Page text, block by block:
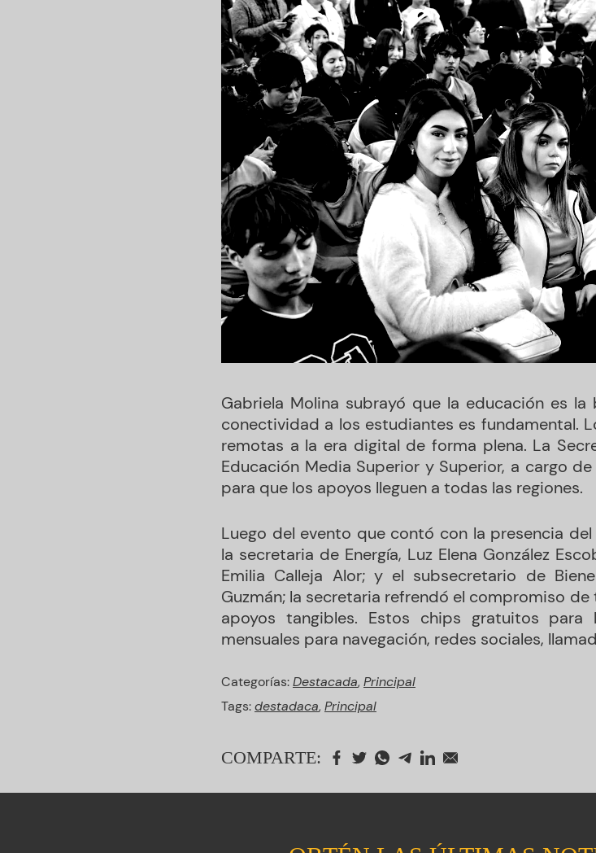
Gabriela Molina subrayó que la educación es
conectividad a los estudiantes es fundamental.
remotas a la era digital de forma plena. La
Educación Media Superior y Superior, a cargo
para que los apoyos lleguen a todas las regiones.
Luego del evento que contó con la presencia
la secretaria de Energía, Luz Elena González
Emilia Calleja Alor; y el subsecretario de
Guzmán; la secretaria refrendó el compromiso
apoyos tangibles. Estos chips gratuitos
mensuales para navegación, redes sociales,
Categorías:Destacada, Principal
Tags:destadaca, Principal
COMPARTE: